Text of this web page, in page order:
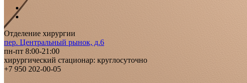
Отделение хирургии
пер. Центральный рынок, д.6
пн-пт 8:00-21:00
хирургический стационар: круглосуточно
+7 950 202-00-05